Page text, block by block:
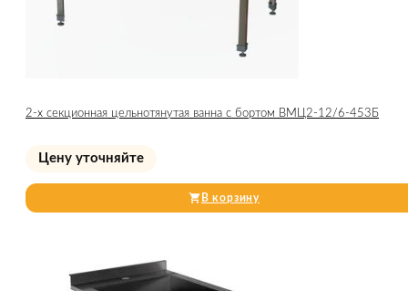
2-х секционная цельнотянутая ванна с бортом ВМЦ2-12/6-453Б
Цену уточняйте
В корзину